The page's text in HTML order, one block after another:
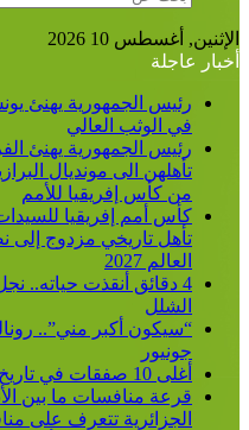
الإثنين, أغسطس 10 2026
أخبار عاجلة
رئيس الجمهورية يهنئ
في الوثب العالي
رئيس الجمهورية يهنئ
من كأس إفريقيا للأمم
تأهل تاريخي مزدوج إلى
العالم 2027
4 دقائق أنقذت حياته..
الشلل
“سيكون أكبر مني”..
جونيور
أغلى 10 صفقات في تاريخ ريال مدريد بعد ضم يان ديوماندي
الجزائرية تتعرف على